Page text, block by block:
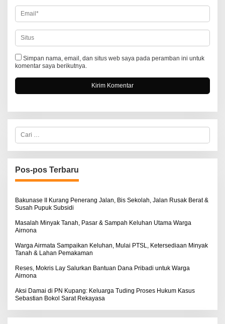
Simpan nama, email, dan situs web saya pada peramban ini untuk
komentar saya berikutnya.
C
r
i
u
n
u
:
Pos-pos Terbaru
Bakunase II Kurang Penerang Jalan, Bis Sekolah, Jalan Rusak Berat &
Susah Pupuk Subsidi
Masalah Minyak Tanah, Pasar & Sampah Keluhan Utama Warga
Airnona
Warga Airmata Sampaikan Keluhan, Mulai PTSL, Ketersediaan Minyak
Tanah & Lahan Pemakaman
Reses, Mokris Lay Salurkan Bantuan Dana Pribadi untuk Warga
Airnona
Aksi Damai di PN Kupang: Keluarga Tuding Proses Hukum Kasus
Sebastian Bokol Sarat Rekayasa